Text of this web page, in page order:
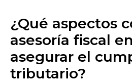
¿Qué aspectos
asesoría fiscal
asegurar el
tributario?